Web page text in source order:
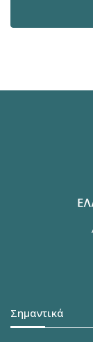
Σημαντικά